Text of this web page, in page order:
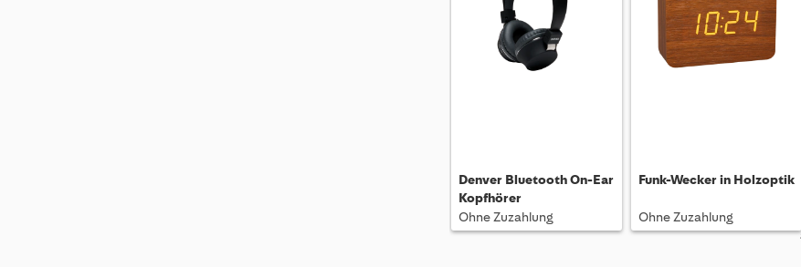
Denver Bluetooth On-Ear
Kopfhörer
Ohne Zuzahlung
Funk-Wecker in Holzoptik
Ohne Zuzahlung